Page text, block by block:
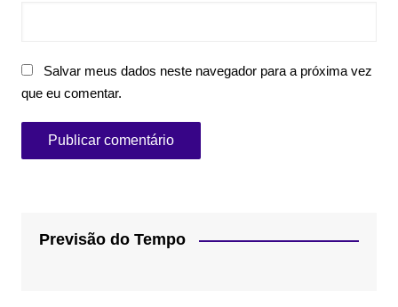
Salvar meus dados neste navegador para a próxima vez
que eu comentar.
Previsão do Tempo